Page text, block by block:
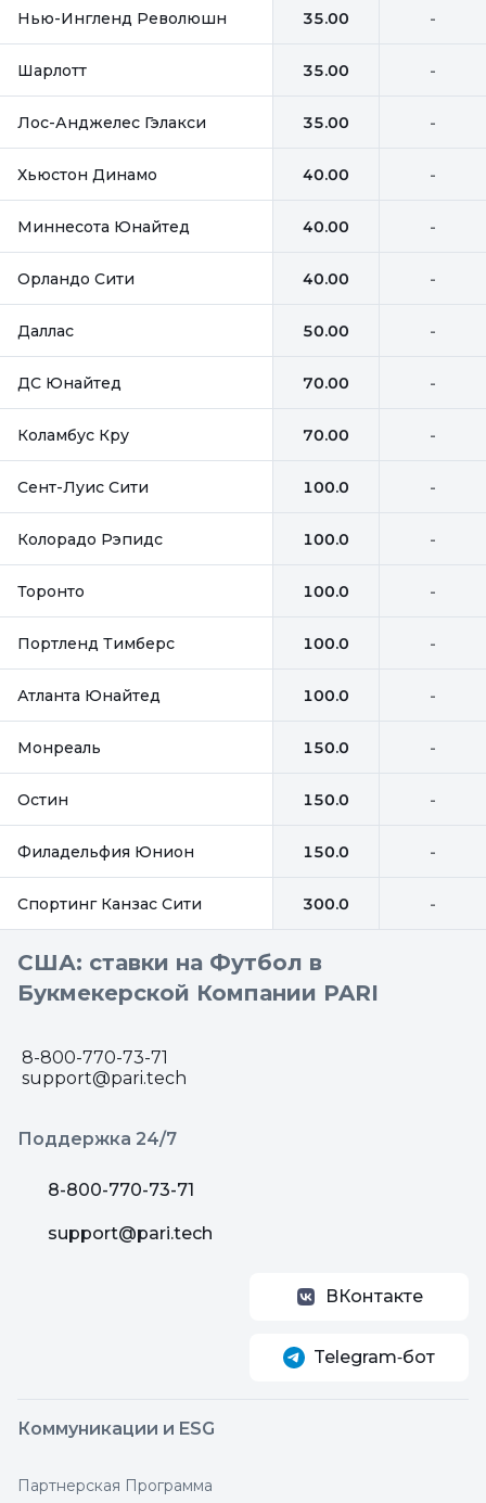
Нью-Ингленд Революшн 35.00 -
Шарлотт 35.00 -
Лос-Анджелес Гэлакси 35.00 -
Хьюстон Динамо 40.00 -
Миннесота Юнайтед 40.00 -
Орландо Сити 40.00 -
Даллас 50.00 -
ДС Юнайтед 70.00 -
Коламбус Кру 70.00 -
Сент-Луис Сити 100.0 -
Колорадо Рэпидс 100.0 -
Торонто 100.0 -
Портленд Тимберс 100.0 -
Атланта Юнайтед 100.0 -
Монреаль 150.0 -
Остин 150.0 -
Филадельфия Юнион 150.0 -
Спортинг Канзас Сити 300.0 -
США: ставки на Футбол в
Букмекерской Компании PARI
8-800-770-73-71
support@pari.tech
Поддержка 24/7
8-800-770-73-71
support@pari.tech
ВКонтакте
Telegram‑бот
Коммуникации и ESG
Партнерская Программа